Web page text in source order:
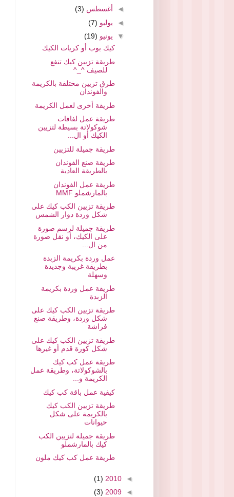
◄ أغسطس (3)
◄ يوليو (7)
▼ يونيو (19)
كيك بوب أو كريات الكيك
طريقة تزيين كيك تنفع
للصيف ^_^
طرق تزيين مختلفة بالكريمة
والفوندان
طريقة أخرى لعمل الكريمة
طريقة عمل لفافات
شوكولاتة بسيطة لتزيين
الكيك أو ال...
طريقة جميلة للتزيين
طريقة صنع الفوندان
بالطريقة العادية
طريقة عمل الفوندان
بالمارشملو MMF
طريقة تزيين الكب كيك على
شكل وردة دوار الشمس
طريقة جميلة لرسم صورة
على الكيك، أو نقل صورة
من ال...
عمل وردة بكريمة الزبدة
بطريقة غريبة وجديدة
وسهلة
طريقة عمل وردة بكريمة
الزبدة
طريقة تزيين الكب كيك على
شكل وردة، وطريقة صنع
فراشة
طريقة تزيين الكب كيك على
شكل كورة قدم أو غيرها
طريقة عمل كب كيك
بالشوكولاتة، وطريقة عمل
الكريمة و...
كيفية عمل باقة كب كيك
طريقة تزيين الكب كيك
بالكريمة على شكل
حيوانات
طريقة جميلة لتزيين الكب
كيك بالمارشملو
طريقة عمل كب كيك ملون
◄
2010
(1)
◄
2009
(3)